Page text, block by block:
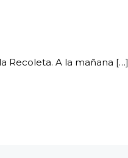
Recoleta. A la mañana […]